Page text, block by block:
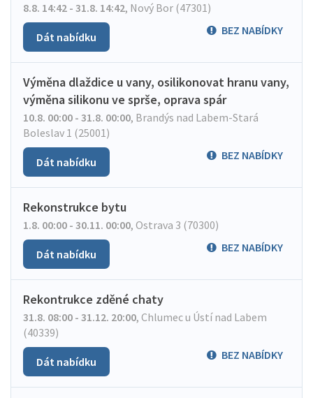
8.8. 14:42 - 31.8. 14:42, Nový Bor (47301)
BEZ NABÍDKY
Dát nabídku
Výměna dlaždice u vany, osilikonovat hranu vany,
výměna silikonu ve sprše, oprava spár
10.8. 00:00 - 31.8. 00:00, Brandýs nad Labem-Stará
Boleslav 1 (25001)
BEZ NABÍDKY
Dát nabídku
Rekonstrukce bytu
1.8. 00:00 - 30.11. 00:00, Ostrava 3 (70300)
BEZ NABÍDKY
Dát nabídku
Rekontrukce zděné chaty
31.8. 08:00 - 31.12. 20:00, Chlumec u Ústí nad Labem
(40339)
BEZ NABÍDKY
Dát nabídku